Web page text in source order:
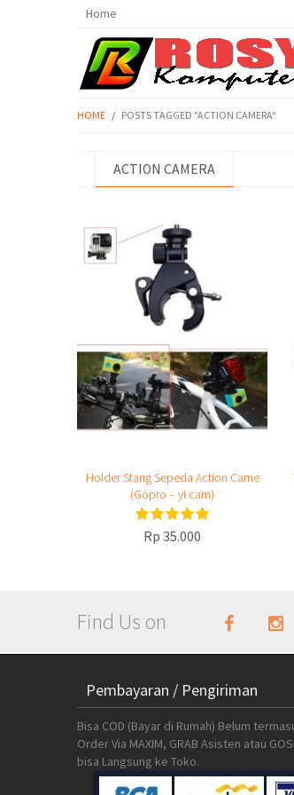
Home
HOME / POSTS TAGGED "ACTION CAMERA"
ACTION CAMERA
Holder Stang Sepeda Action Came
(Gopro – yi cam)
Rp 35.000
Find Us on
Pembayaran / Pengiriman
Bisa COD (Bayar di Rumah) Belum
Order Via MAXIM, GRAB Asisten atau
bisa Langsung ke Toko.